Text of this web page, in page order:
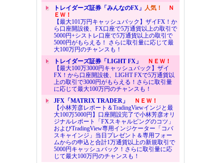
トレイダーズ証券「みんなのFX」 人気！
Ｎ
ＥＷ！
【最大101万円キャッシュバック】ザイFX！か
ら口座開設後、FX口座で5万通貨以上の取引で
5000円+シストレ口座で5万通貨以上の取引で
5000円がもらえる！ さらに取引量に応じて最
大100万円のチャンスも！
トレイダーズ証券「LIGHT FX」
ＮＥＷ！
【最大100万3000円キャッシュバック】ザイ
FX！から口座開設後、LIGHT FXで5万通貨以
上の取引で3000円がもらえる！さらに取引量
に応じて最大100万円のチャンスも！
JFX「MATRIX TRADER」
ＮＥＷ！
【小林芳彦レポート＆TradingViewインジと最
大100万5000円】口座開設完了で小林芳彦オリ
ジナルレポート「FXスキャルピングのコツ」
およびTradingView専用インジケーター「コバ
スキャインジ」当日プレゼント＆専用フォー
ムからの申込と合計1万通貨以上の新規取引で
5000円キャッシュバック！さらに取引量に応
じて最大100万円のチャンスも！